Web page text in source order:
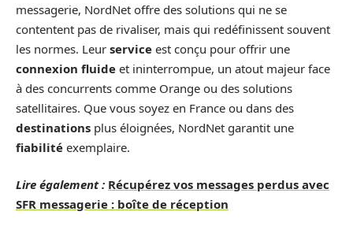
messagerie, NordNet offre des solutions qui ne se
contentent pas de rivaliser, mais qui redéfinissent souvent
les normes. Leur service est conçu pour offrir une
connexion fluide et ininterrompue, un atout majeur face
à des concurrents comme Orange ou des solutions
satellitaires. Que vous soyez en France ou dans des
destinations plus éloignées, NordNet garantit une
fiabilité exemplaire.
Lire également : Récupérez vos messages perdus avec
SFR messagerie : boîte de réception